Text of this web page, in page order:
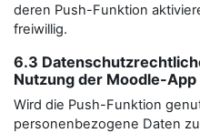
deren Push-Funktion
freiwillig.
6.3
Nutzung der Moodle-App
Wird die Push-Funktion
personenbezogene Daten